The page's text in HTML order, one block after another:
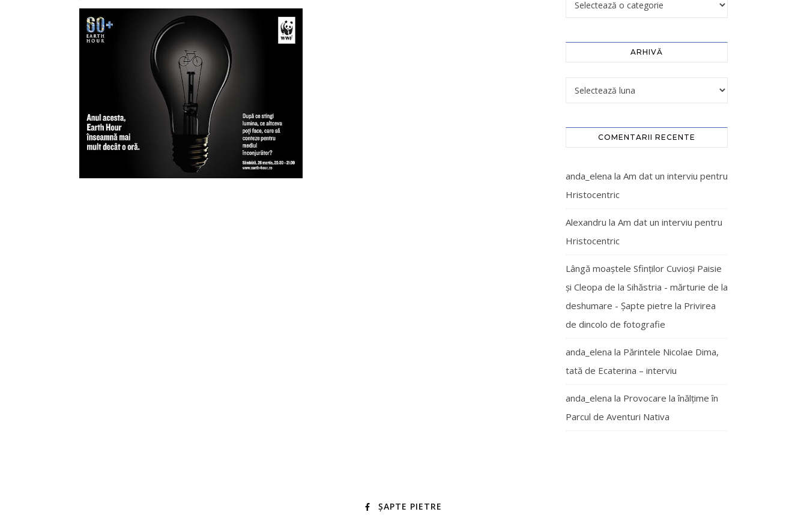
ARHIVĂ
COMENTARII RECENTE
anda_elena la Am dat un interviu pentru
Hristocentric
Alexandru la Am dat un interviu pentru
Hristocentric
Lângă moaștele Sfinților Cuvioși Paisie
și Cleopa de la Sihăstria - mărturie de la
deshumare - Şapte pietre la Privirea
de dincolo de fotografie
anda_elena la Părintele Nicolae Dima,
tată de Ecaterina – interviu
anda_elena la Provocare la înălțime în
Parcul de Aventuri Nativa
ȘAPTE PIETRE